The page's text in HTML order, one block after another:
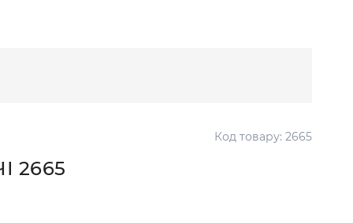
Код товару: 2665
2665